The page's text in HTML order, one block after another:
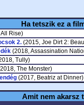
Ha tetszik ez a
Rise)
2.(2015, Joe Dirt 2:
(2018, Assassination
Tully)
The Monster)
(2017, Beatriz at Dinner)
Amit nem akarsz